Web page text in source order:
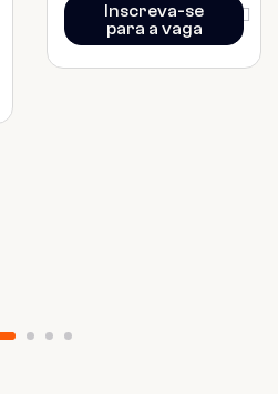
Inscreva-se
para a vaga